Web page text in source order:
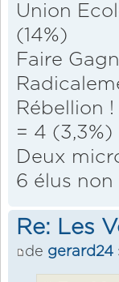
Union
(14%)
Faire
Rébellion
= 4 (3,3%)
Deux
6 élus non
Re: Les
de gerard24